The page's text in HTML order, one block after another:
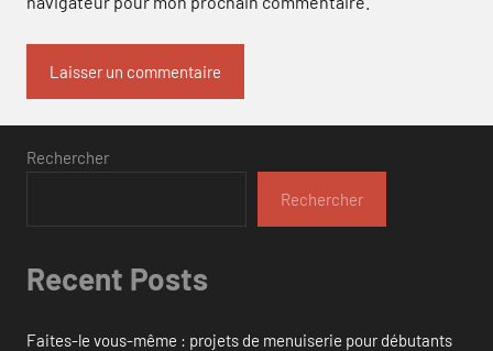
Rechercher
Rechercher
Recent Posts
Faites-le vous-même : projets de menuiserie pour débutants